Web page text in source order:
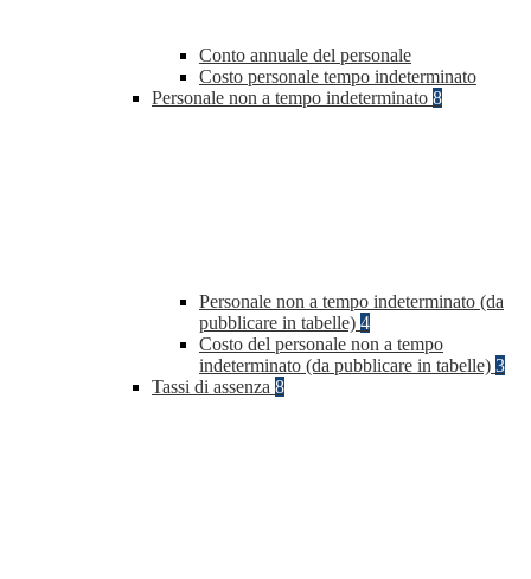
Conto annuale del personale
Costo personale tempo indeterminato
Personale non a tempo indeterminato 8
Personale non a tempo indeterminato (da
pubblicare in tabelle) 4
Costo del personale non a tempo
indeterminato (da pubblicare in tabelle) 3
Tassi di assenza 8